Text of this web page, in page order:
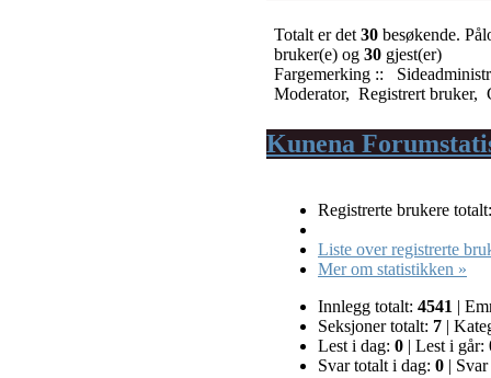
Totalt er det 30 besøkende.
bruker(e) og 30 gjest(er)
Fargemerking ::
Moderator, Registrert bruker,
Kunena
Registrerte brukere
Liste over registrerte
Mer om statistikken »
Innlegg totalt: 4541 |
Seksjoner totalt: 7 |
Lest i dag: 0 | Lest i går:
Svar totalt i dag: 0 |